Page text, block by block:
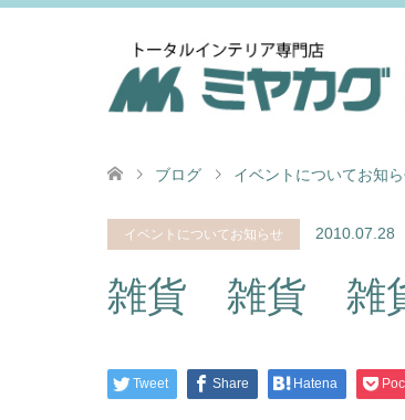
ブログ イベントについてお知
イベントについてお知らせ 2010.07.28
雑貨 雑貨 雑
Tweet Share Hatena